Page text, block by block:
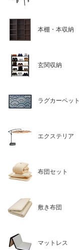
本棚・本収納
玄関収納
ラグカーペット
エクステリア
布団セット
敷き布団
マットレス